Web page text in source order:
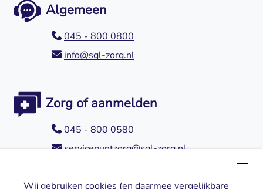
Wij gebruiken cookies (en daarmee vergelijkbare
Algemeen
045 - 800 0800
info@sgl-zorg.nl
Zorg of aanmelden
045 - 800 0580
servicepuntzorg@sgl-zorg.nl